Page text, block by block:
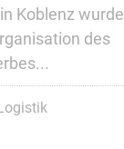
Koblenz wurde
des